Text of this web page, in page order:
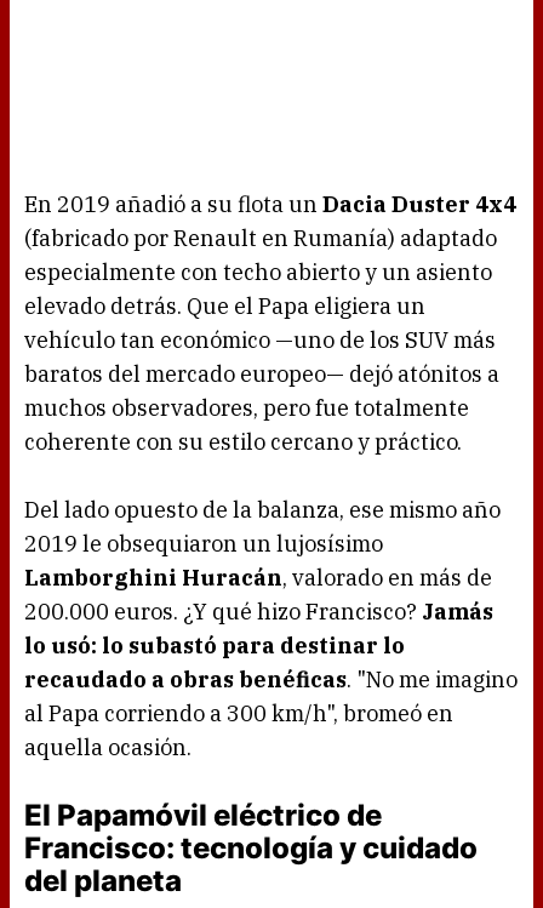
En 2019 añadió a su flota un Dacia Duster 4x4
(fabricado por Renault en Rumanía) adaptado
especialmente con techo abierto y un asiento
elevado detrás. Que el Papa eligiera un
vehículo tan económico —uno de los SUV más
baratos del mercado europeo— dejó atónitos a
muchos observadores, pero fue totalmente
coherente con su estilo cercano y práctico.
Del lado opuesto de la balanza, ese mismo año
2019 le obsequiaron un lujosísimo
Lamborghini Huracán, valorado en más de
200.000 euros. ¿Y qué hizo Francisco? Jamás
lo usó: lo subastó para destinar lo
recaudado a obras benéficas. "No me imagino
al Papa corriendo a 300 km/h", bromeó en
aquella ocasión.
El Papamóvil eléctrico de
Francisco: tecnología y cuidado
del planeta